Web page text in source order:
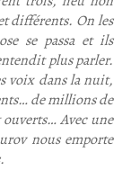
différents. On les
se passa et ils
plus parler.
voix dans la nuit,
de millions de
Avec une
nous emporte